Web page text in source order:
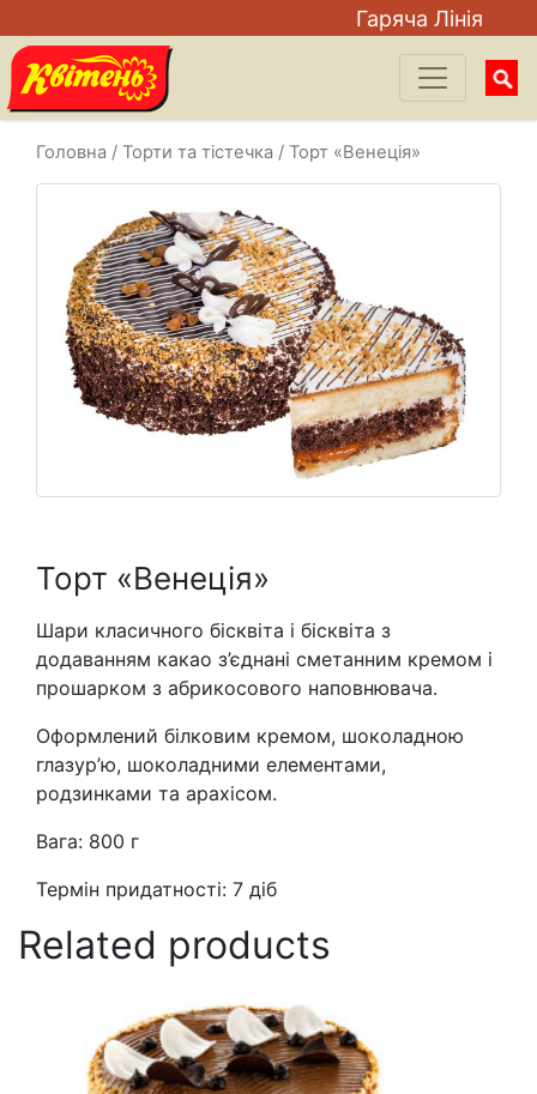
Гаряча Лiнiя
for:
Головна / Торти та тістечка / Торт «Венеція»
Торт «Венеція»
Шари класичного бісквіта і бісквіта з
додаванням какао з’єднані сметанним кремом і
прошарком з абрикосового наповнювача.
Оформлений білковим кремом, шоколадною
глазур’ю, шоколадними елементами,
родзинками та арахісом.
Вага: 800 г
Термін придатності: 7 діб
Related products